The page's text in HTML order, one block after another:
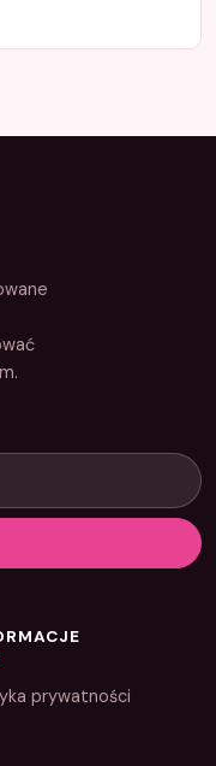
prywatności